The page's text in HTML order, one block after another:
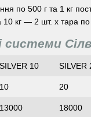
по 500 г та 1 кг
кг — 2 шт. х тара
системи
SILVER 10 SILVER
10 20
13000 18000